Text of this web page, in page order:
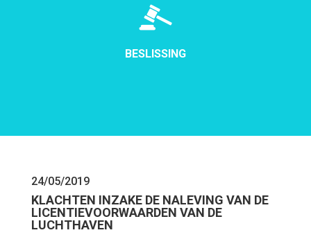
BESLISSING
24/05/2019
KLACHTEN INZAKE DE NALEVING VAN DE
LICENTIEVOORWAARDEN VAN DE
LUCHTHAVEN